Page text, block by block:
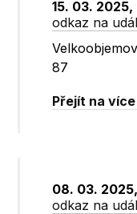
15. 03.
odkaz na
87
Přejít na
08. 03.
odkaz na